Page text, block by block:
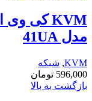
مدل 41UA
KVM
, شبکه
596,000 تومان
بازگشت به بالا